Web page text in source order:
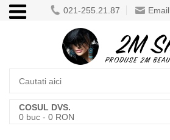
021-255.21.87 Email
COSUL DVS.
0 buc - 0 RON